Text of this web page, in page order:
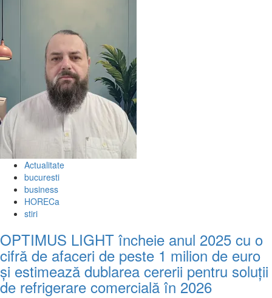
Actualitate
bucuresti
business
HORECa
stiri
OPTIMUS LIGHT încheie anul 2025 cu o
cifră de afaceri de peste 1 milion de euro
și estimează dublarea cererii pentru soluții
de refrigerare comercială în 2026